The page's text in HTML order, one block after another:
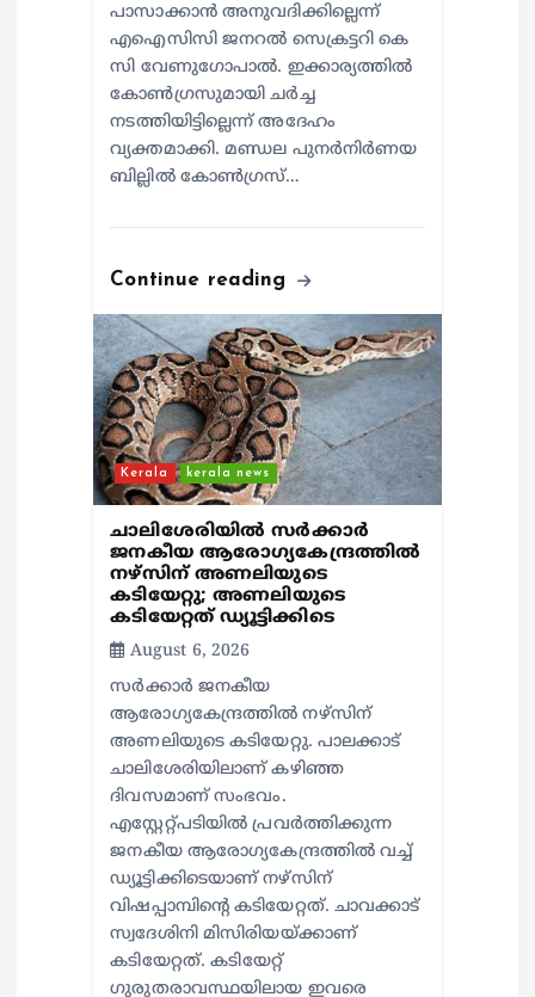
പാസാക്കാൻ അനുവദിക്കില്ലെന്ന്
എഐസിസി ജനറൽ സെക്രട്ടറി കെ
സി വേണുഗോപാൽ. ഇക്കാര്യത്തിൽ
കോൺഗ്രസുമായി ചർച്ച
നടത്തിയിട്ടില്ലെന്ന് അദേഹം
വ്യക്തമാക്കി. മണ്ഡല പുനർനിർണയ
ബില്ലിൽ കോൺഗ്രസ്…
Continue reading
Kerala kerala news
ചാലിശേരിയില്‍ സര്‍ക്കാര്‍
ജനകീയ ആരോഗ്യകേന്ദ്രത്തില്‍
നഴ്സിന് അണലിയുടെ
കടിയേറ്റു; അണലിയുടെ
കടിയേറ്റത് ഡ്യൂട്ടിക്കിടെ
August 6, 2026
സര്‍ക്കാര്‍ ജനകീയ
ആരോഗ്യകേന്ദ്രത്തില്‍ നഴ്സിന്
അണലിയുടെ കടിയേറ്റു. പാലക്കാട്
ചാലിശേരിയിലാണ് കഴിഞ്ഞ
ദിവസമാണ് സംഭവം.
എസ്റ്റേറ്റ്പടിയില്‍ പ്രവര്‍ത്തിക്കുന്ന
ജനകീയ ആരോഗ്യകേന്ദ്രത്തില്‍ വച്ച്
ഡ്യൂട്ടിക്കിടെയാണ് നഴ്സിന്
വിഷപ്പാമ്പിന്റെ കടിയേറ്റത്. ചാവക്കാട്
സ്വദേശിനി മിസിരിയയ്ക്കാണ്
കടിയേറ്റത്. കടിയേറ്റ്
ഗുരുതരാവസ്ഥയിലായ ഇവരെ